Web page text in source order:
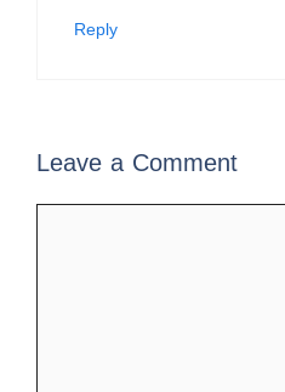
Reply
Leave a Comment